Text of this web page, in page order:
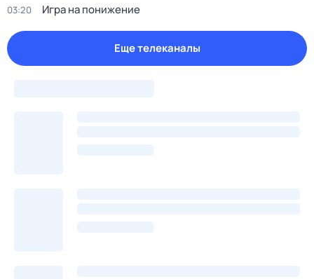
03:20 Игра на понижение
Еще телеканалы